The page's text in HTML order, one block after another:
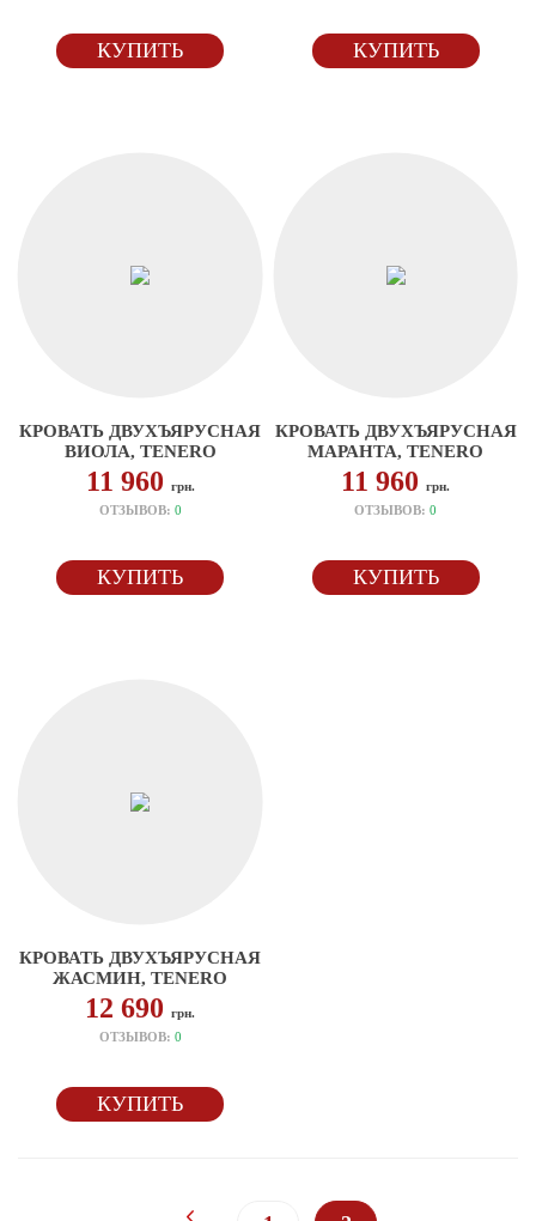
КУПИТЬ КУПИТЬ
КРОВАТЬ ДВУХЪЯРУСНАЯ
ВИОЛА, TENERO
11 960 грн.
ОТЗЫВОВ: 0
КУПИТЬ
КРОВАТЬ ДВУХЪЯРУСНАЯ
МАРАНТА, TENERO
11 960грн.
ОТЗЫВОВ:0
КУПИТЬ
КРОВАТЬ ДВУХЪЯРУСНАЯ
ЖАСМИН, TENERO
12 690грн.
ОТЗЫВОВ: 0
КУПИТЬ